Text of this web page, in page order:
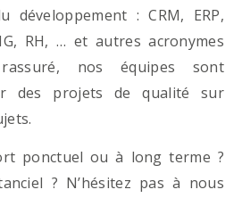
développement : CRM, ERP,
RH, … et autres acronymes
nos équipes sont
des projets de qualité sur
ponctuel ou à long terme ?
? N’hésitez pas à nous